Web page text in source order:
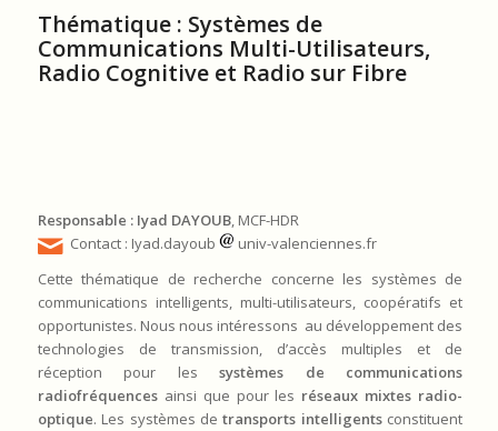
Thématique : Systèmes de
Communications Multi-Utilisateurs,
Radio Cognitive et Radio sur Fibre
Responsable : Iyad DAYOUB, MCF-HDR
Contact : Iyad.dayoub
univ-valenciennes.fr
Cette thématique de recherche concerne les systèmes de
communications intelligents, multi-utilisateurs, coopératifs et
opportunistes. Nous nous intéressons au développement des
technologies de transmission, d’accès multiples et de
réception pour lessystèmes de communications
radiofréquencesainsi que pour les réseaux mixtes radio-
optique. Les systèmes detransports intelligentsconstituent